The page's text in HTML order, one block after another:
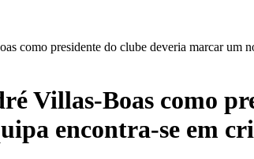
como presidente do clube deveria marcar um
Villas-Boas como
encontra-se em